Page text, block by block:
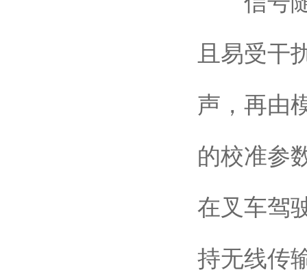
且易受干
声，再由
的校准参
在叉车驾
持无线传